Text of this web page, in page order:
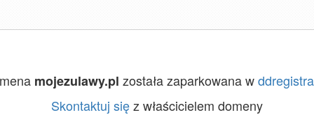
mojezulawy.pl została zaparkowana w
Skontaktuj sięz właścicielem domeny